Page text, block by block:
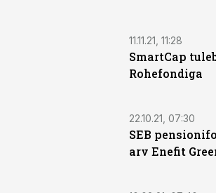
11.11.21, 11:28
SmartCap
Rohefondiga
22.10.21, 07:30
SEB
arv Enefit